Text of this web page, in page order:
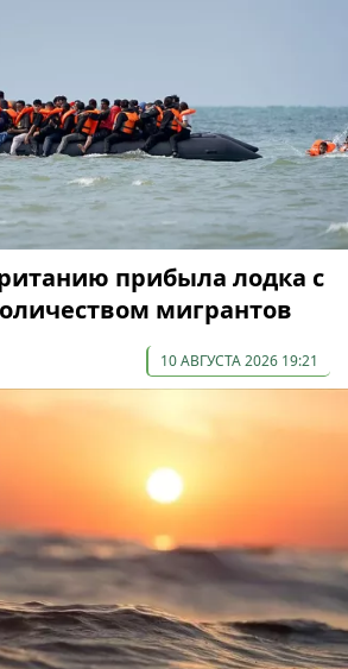
прибыла лодка с
мигрантов
10 АВГУСТА 2026 19:21